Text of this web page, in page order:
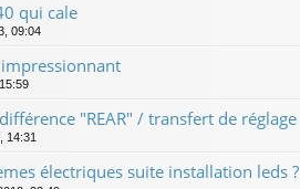
qui cale
09:04
"REAR" / transfert de réglage
14:31
électriques suite installation leds ?